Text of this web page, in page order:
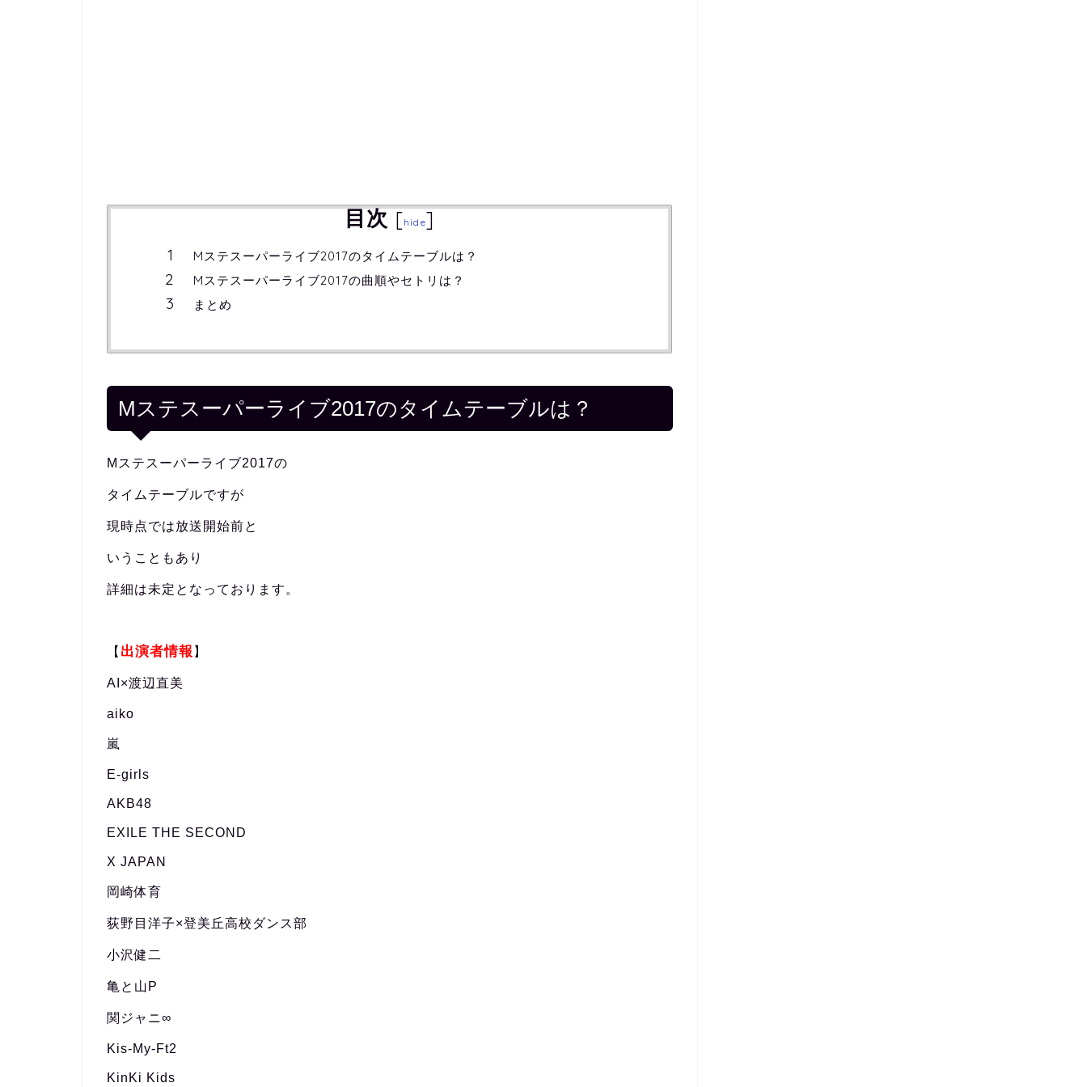
目次 [hide]
Mステスーパーライブ2017のタイムテーブルは？
Mステスーパーライブ2017の曲順やセトリは？
まとめ
Mステスーパーライブ2017のタイムテーブルは？
Mステスーパーライブ2017の
タイムテーブルですが
現時点では放送開始前と
いうこともあり
詳細は未定となっております。
【 出演者情報 】
AI×渡辺直美
aiko
嵐
E-girls
AKB48
EXILE THE SECOND
X JAPAN
岡崎体育
荻野目洋子×登美丘高校ダンス部
小沢健二
亀と山P
関ジャニ∞
Kis-My-Ft2
KinKi Kids